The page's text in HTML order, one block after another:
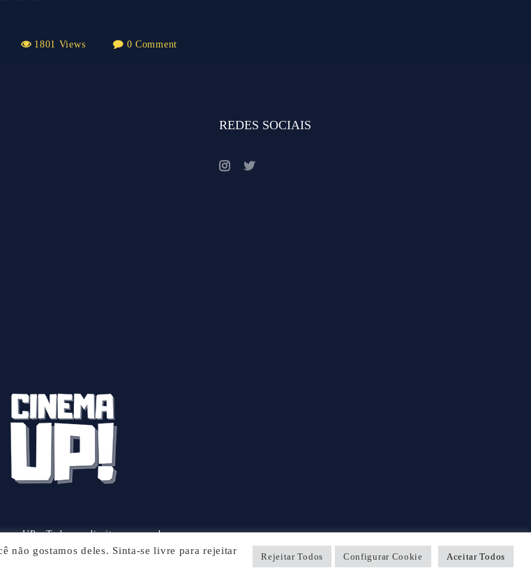
1801 Views 0 Comment
REDES SOCIAIS
UP - Todos os direitos reservados.
não gostamos deles. Sinta-se livre para rejeitar
Rejeitar Todos Configurar Cookie Aceitar Todos